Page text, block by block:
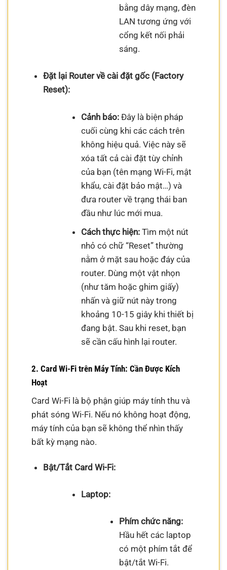
bằng dây mạng, đèn
LAN tương ứng với
cổng kết nối phải
sáng.
Đặt lại Router về cài đặt gốc (Factory
Reset):
Cảnh báo:Đây là biện pháp
cuối cùng khi các cách trên
không hiệu quả. Việc này sẽ
xóa tất cả cài đặt tùy chỉnh
của bạn (tên mạng Wi-Fi, mật
khẩu, cài đặt bảo mật…) và
đưa router về trạng thái ban
đầu như lúc mới mua.
Cách thực hiện:Tìm một nút
nhỏ có chữ “Reset” thường
nằm ở mặt sau hoặc đáy của
router. Dùng một vật nhọn
(như tăm hoặc ghim giấy)
nhấn và giữ nút này trong
khoảng 10-15 giây khi thiết bị
đang bật. Sau khi reset, bạn
sẽ cần cấu hình lại router.
2. Card Wi-Fi trên Máy Tính: Cần Được Kích
Hoạt
Card Wi-Fi là bộ phận giúp máy tính thu và
phát sóng Wi-Fi. Nếu nó không hoạt động,
máy tính của bạn sẽ không thể nhìn thấy
bất kỳ mạng nào.
Bật/Tắt Card Wi-Fi:
Laptop:
Phím chức năng:
Hầu hết các laptop
có một phím tắt để
bật/tắt Wi-Fi.